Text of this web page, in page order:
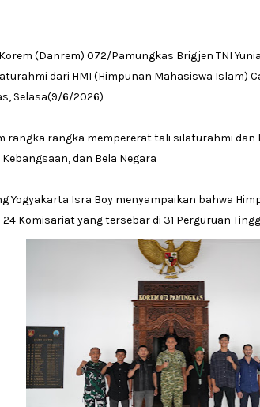
(Danrem) 072/Pamungkas Brigjen TNI
dari HMI (Himpunan Mahasiswa Islam)
Selasa(9/6/2026)
rangka rangka mempererat tali silaturahmi
dan Bela Negara
Yogyakarta Isra Boy menyampaikan bahwa
Komisariat yang tersebar di 31 Perguruan